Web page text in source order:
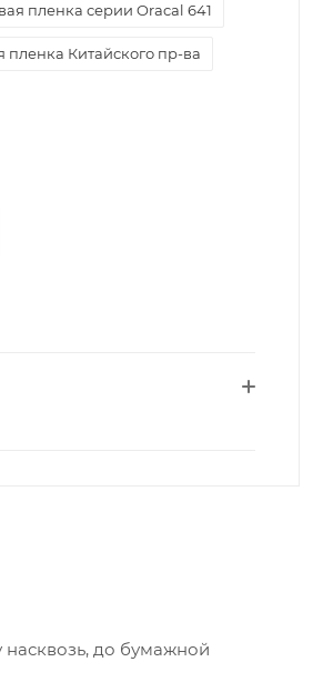
пленка серии Oracal 641
пленка Китайского пр-ва
до бумажной